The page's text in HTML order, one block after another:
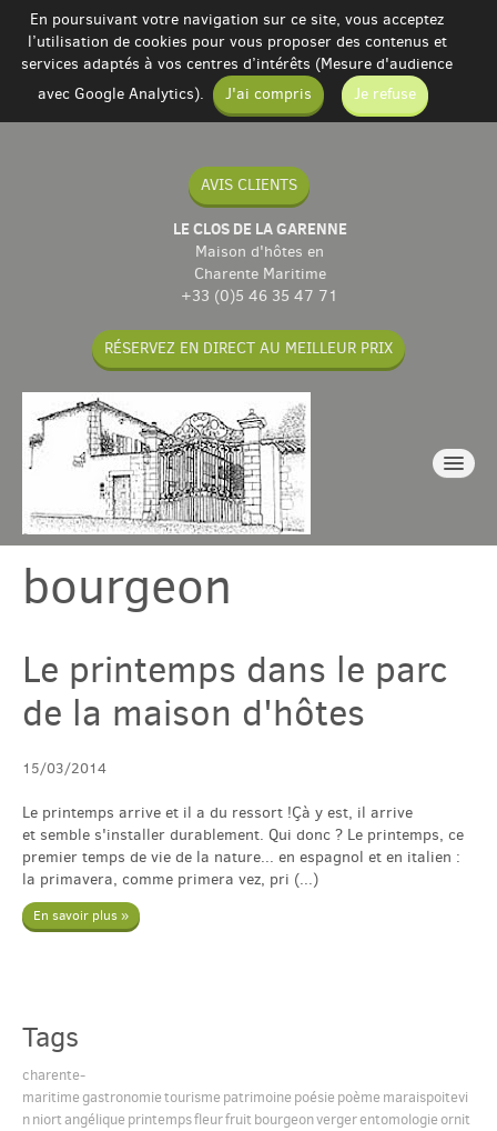
En poursuivant votre navigation sur ce site, vous acceptez
l’utilisation de cookies pour vous proposer des contenus et
services adaptés à vos centres d’intérêts (Mesure d'audience
avec Google Analytics).
J'ai compris Je refuse
AVIS CLIENTS
LE CLOS DE LA GARENNE
Maison d'hôtes en
Charente Maritime
+33 (0)5 46 35 47 71
RÉSERVEZ EN DIRECT AU MEILLEUR PRIX
Chambres & table
Tarif & Contact
Accès & Tourisme
Plus
bourgeon
Le printemps dans le parc
de la maison d'hôtes
15/03/2014
Le printemps arrive et il a du ressort !Çà y est, il arrive
et semble s'installer durablement. Qui donc ? Le printemps, ce
premier temps de vie de la nature... en espagnol et en italien :
la primavera, comme primera vez, pri (...)
En savoir plus »
Tags
charente-
maritime gastronomietourisme patrimoine poésie poème maraispoitevi
nniort angélique printempsfleurfruit bourgeonvergerentomologie ornit